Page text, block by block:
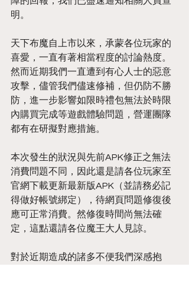
明。
天下布魔自上市以來，承蒙各位玩家的
喜愛，一直有著相當程度的討論熱度。
然而近期我們一直遭到有心人士的惡意
攻擊，儘管我們儘速修補，但仍防不勝
防，進一步影響如限時禮包無法於時限
內購買完成等遊戲體驗問題，營運團隊
都有在研擬對應措施。
本次發生的狀況與先前APK修正之無法
消費問題不同，因此還是請各位玩家至
官網下載更新最新版APK（並請務必記
得做好帳號綁定），待網頁問題修復後
應可正常消費。然修復時間尚無法確
定，這點還請各位魔王大人見諒。
對於近期造成的諸多不便我們深感抱